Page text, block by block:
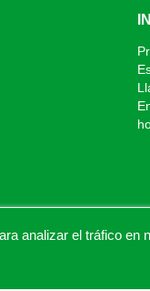
analizar el tráfico en